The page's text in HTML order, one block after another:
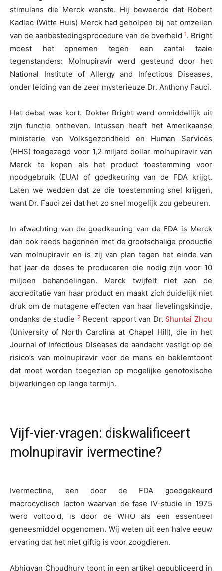
stimulans die Merck wenste. Hij beweerde dat Robert
Kadlec (Witte Huis) Merck had geholpen bij het omzeilen
van de aanbestedingsprocedure van de overheid 1. Bright
moest het opnemen tegen een aantal taaie
tegenstanders: Molnupiravir werd gesteund door het
National Institute of Allergy and Infectious Diseases,
onder leiding van de zeer mysterieuze Dr. Anthony Fauci.
Het debat was kort. Dokter Bright werd onmiddellijk uit
zijn functie ontheven. Intussen heeft het Amerikaanse
ministerie van Volksgezondheid en Human Services
(HHS) toegezegd voor 1,2 miljard dollar molnupiravir van
Merck te kopen als het product toestemming voor
noodgebruik (EUA) of goedkeuring van de FDA krijgt.
Laten we wedden dat ze die toestemming snel krijgen,
want Dr. Fauci zei dat het zo snel mogelijk zou gebeuren.
In afwachting van de goedkeuring van de FDA is Merck
dan ook reeds begonnen met de grootschalige productie
van molnupiravir en is zij van plan tegen het einde van
het jaar de doses te produceren die nodig zijn voor 10
miljoen behandelingen. Merck twijfelt niet aan de
accreditatie van haar product en maakt zich duidelijk niet
druk om de mutagene effecten van haar lievelingskindje,
ondanks de studie 2 Recent rapport van Dr. Shuntai Zhou
(University of North Carolina at Chapel Hill), die in het
Journal of Infectious Diseases de aandacht vestigt op de
risico’s van molnupiravir voor de mens en beklemtoont
dat moet worden toegezien op mogelijke genotoxische
bijwerkingen op lange termijn.
Vijf-vier-vragen: diskwalificeert
molnupiravir ivermectine?
Ivermectine, een door de FDA goedgekeurd
macrocyclisch lacton waarvan de fase IV-studie in 1975
werd voltooid, is door de WHO als een essentieel
geneesmiddel opgenomen. Wij weten uit een halve eeuw
ervaring dat het niet giftig is voor zoogdieren.
Abhigyan Choudhury toont in een artikel gepubliceerd in